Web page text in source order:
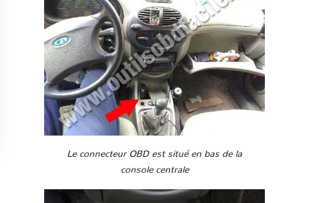
Le connecteur OBD est situé en bas de la
console centrale